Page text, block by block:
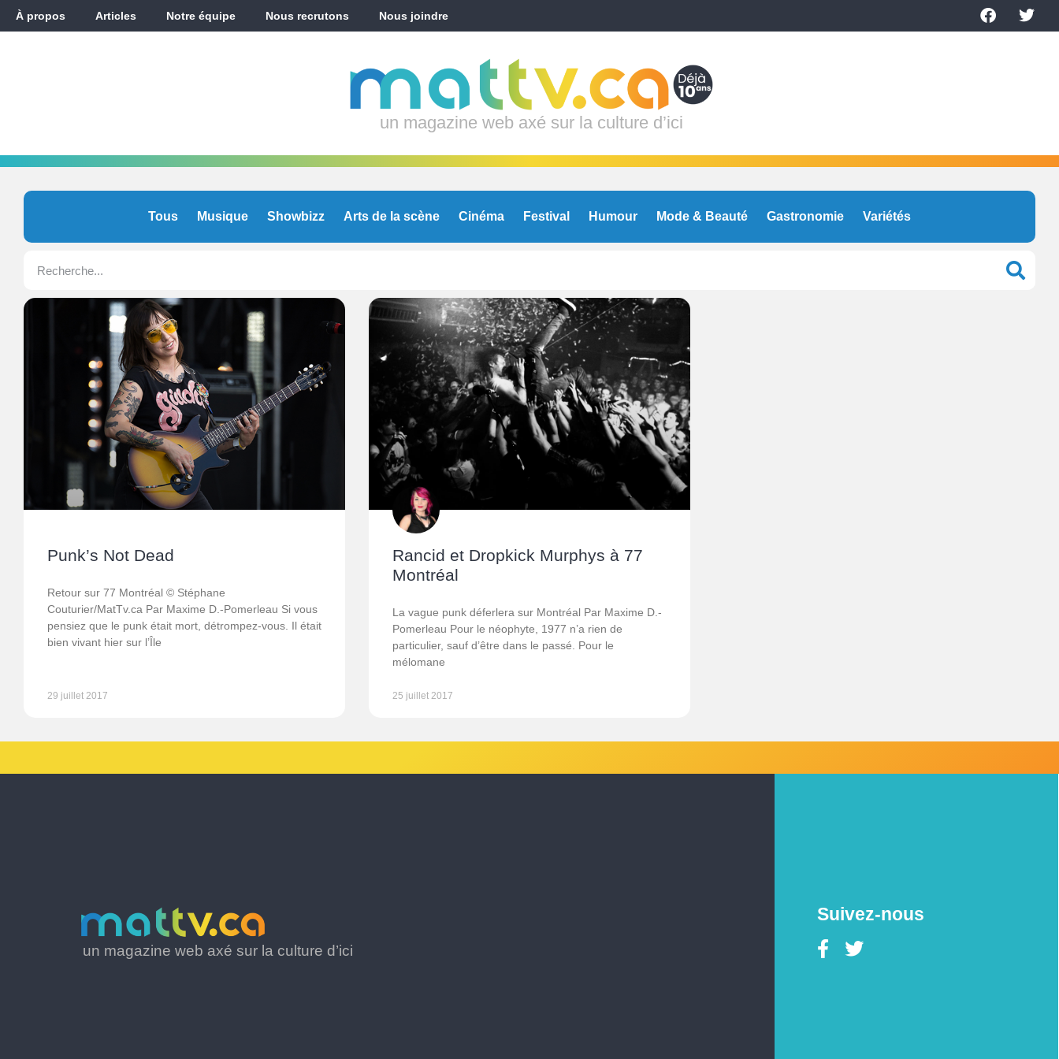
À propos Articles Notre équipe Nous recrutons Nous joindre
un magazine web axé sur la culture d’ici
Tous Musique Showbizz Arts de la scène Cinéma Festival Humour Mode & Beauté Gastronomie Variétés
Punk’s Not Dead
Retour sur 77 Montréal © Stéphane
Couturier/MatTv.ca Par Maxime D.-Pomerleau Si vous
pensiez que le punk était mort, détrompez-vous. Il était
bien vivant hier sur l’Île
29 juillet 2017
Rancid et Dropkick Murphys à 77
Montréal
La vague punk déferlera sur Montréal Par Maxime D.-
Pomerleau Pour le néophyte, 1977 n’a rien de
particulier, sauf d’être dans le passé. Pour le
mélomane
25 juillet 2017
un magazine web axé sur la culture d’ici
Suivez-nous